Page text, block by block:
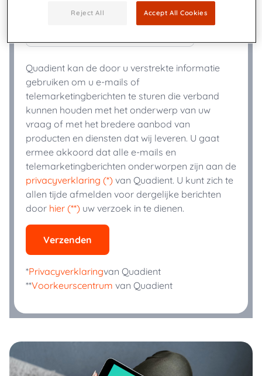
Quadient kan de door u verstrekte informatie
gebruiken om u e-mails of
telemarketingberichten te sturen die verband
kunnen houden met het onderwerp van uw
vraag of met het bredere aanbod van
producten en diensten dat wij leveren. U gaat
ermee akkoord dat alle e-mails en
telemarketingberichten onderworpen zijn aan de
privacyverklaring (*) van Quadient. U kunt zich te
allen tijde afmelden voor dergelijke berichten
door hier (**) uw verzoek in te dienen.
Verzenden
*Privacyverklaringvan Quadient
**Voorkeurscentrum van Quadient
Reject All Accept All Cookies